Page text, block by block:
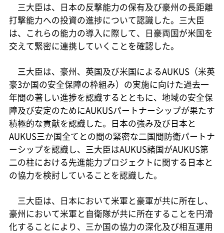
三大臣は、日本の反撃能力の保有及び豪州の長距離
打撃能力への投資の進捗について認識した。三大臣
は、これらの能力の導入に際して、日豪両国が米国を
交えて緊密に連携していくことを確認した。
三大臣は、豪州、英国及び米国によるAUKUS（米英
豪3か国の安全保障の枠組み）の実施に向けた過去一
年間の著しい進捗を認識するとともに、地域の安全保
障及び安定のためにAUKUSパートナーシップが果たす
積極的な貢献を認識した。日本の強み及び日本と
AUKUS三か国全てとの間の緊密な二国間防衛パートナ
ーシップを認識し、三大臣はAUKUS諸国がAUKUS第
二の柱における先進能力プロジェクトに関する日本と
の協力を検討していることを認識した。
三大臣は、日本において米軍と豪軍が共に所在し、
豪州において米軍と自衛隊が共に所在することを円滑
化することにより、三か国の協力の深化及び相互運用